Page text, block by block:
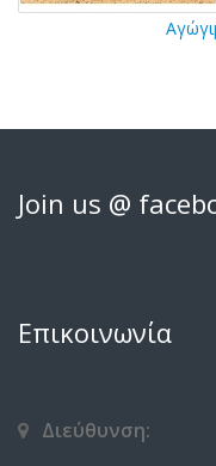
Join us @
Επικοινωνία
Διεύθυνση: